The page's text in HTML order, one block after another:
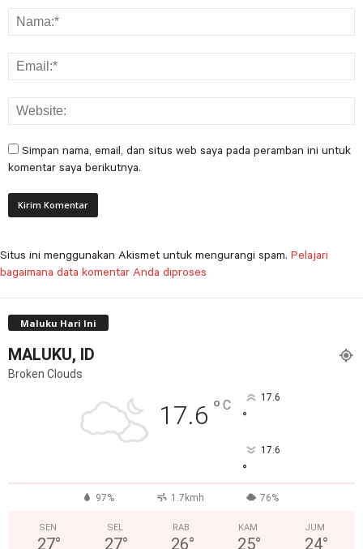
Simpan nama, email, dan situs web saya pada peramban ini untuk
komentar saya berikutnya.
Situs ini menggunakan Akismet untuk mengurangi spam. Pelajari
bagaimana data komentar Anda diproses
Maluku Hari Ini
MALUKU, ID
Broken Clouds
17.6 ° C 17.6
°
17.6
°
97% 1.7kmh 76%
SEN
27°
SEL
27°
RAB
26°
KAM
25°
JUM
24°